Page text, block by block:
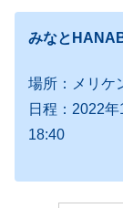
みなと
場所：メリケ
日程：2022
18:40